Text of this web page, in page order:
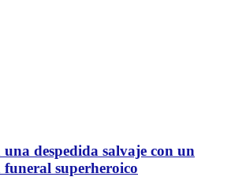
despedida salvaje con un
superheroico